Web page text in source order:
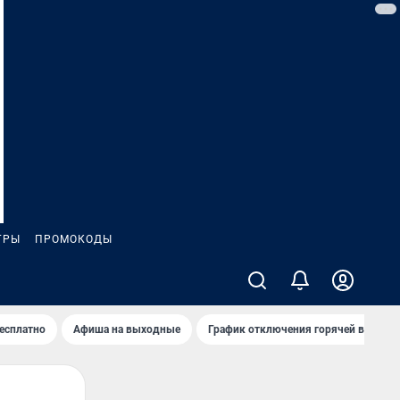
ПРОМОКОДЫ
Афиша на выходные График отключения горячей воды в